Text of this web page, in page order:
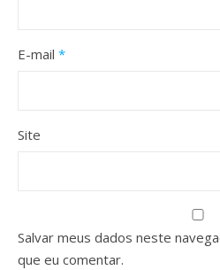
E-mail *
Site
Salvar meus dados neste
que eu comentar.